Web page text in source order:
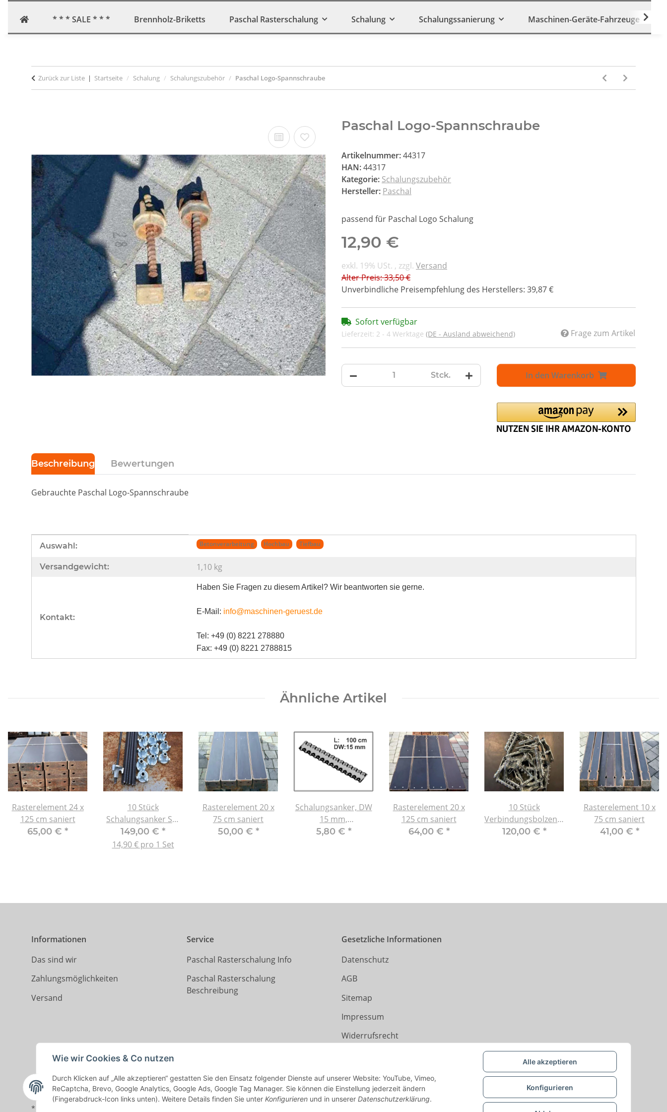
Alle akzeptieren
Konfigurieren
Wie wir Cookies & Co nutzen
Durch Klicken auf „Alle akzeptieren“ gestatten Sie den Einsatz folgender Dienste auf unserer Website: YouTube, Vimeo,
ReCaptcha, Brevo, Google Analytics, Google Ads, Google Tag Manager. Sie können die Einstellung jederzeit ändern
(Fingerabdruck-Icon links unten). Weitere Details finden Sie unter Konfigurieren und in unserer Datenschutzerklärung.
* * * SALE * * * Brennholz-Briketts Paschal Rasterschalung Schalung Schalungssanierung Maschinen-Geräte-Fahrzeuge
Zurück zur Liste Startseite Schalung Schalungszubehör Paschal Logo-Spannschraube
Paschal Logo-Spannschraube
Artikelnummer:44317
HAN:44317
Kategorie: Schalungszubehör
Hersteller: Paschal
passend für Paschal Logo Schalung
12,90 €
exkl. 19% USt. , zzgl. Versand
Alter Preis: 33,50 €
Unverbindliche Preisempfehlung des Herstellers: 39,87 €
Sofort verfügbar
Lieferzeit: 2 - 4 Werktage (DE - Ausland abweichend) Frage zum Artikel
Stck. In den Warenkorb
Beschreibung Bewertungen
Gebrauchte Paschal Logo-Spannschraube
Produkteigenschaft
Wert
Auswahl: Betonverarbeitung Hochbau Tiefbau
Versandgewicht: 1,10 kg
Kontakt:
Haben Sie Fragen zu diesem Artikel? Wir beantworten sie gerne.
E-Mail: info@maschinen-geruest.de
Tel: +49 (0) 8221 278880
Fax: +49 (0) 8221 2788815
Ähnliche Artikel
Rasterelement 24 x
125 cm saniert
65,00 € *
10 Stück
Schalungsanker Set
65 cm - DW 15 inkl.
Tellermutter
149,00 € *
14,90 € pro 1 Set
Rasterelement 20 x
75 cm saniert
50,00 € *
Schalungsanker, DW
15 mm,
selbstreinigend L:
5,80 € *
Rasterelement 20 x
125 cm saniert
64,00 € *
10 Stück
Verbindungsbolzen 5
Stift Paschal Raster /
120,00 € *
Rasterelement 10 x
75 cm saniert
41,00 € *
Informationen
Das sind wir
Zahlungsmöglichkeiten
Versand
Service
Paschal Rasterschalung Info
Paschal Rasterschalung
Beschreibung
Gesetzliche Informationen
Datenschutz
AGB
Sitemap
Impressum
Widerrufsrecht
* Alle Preise zzgl. gesetzlicher USt., zzgl.